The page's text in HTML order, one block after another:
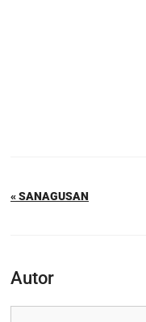
« SANAGUSAN
Autor